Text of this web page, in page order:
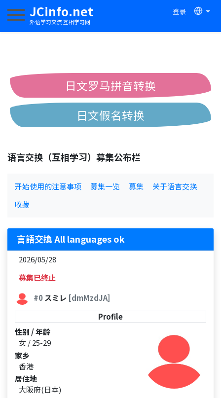
JCinfo.net
外语学习交流 互相学习网
登录
切换导航
日文罗马拼音转换
日文假名转换
语言交换（互相学习）募集公布栏
开始使用的注意事项 募集一览 募集
关于语言交换
收藏
言語交換 All languages ok
2026/05/28
募集已终止
#0スミレ [dmMzdJA]
Profile
性别 / 年龄
女 / 25-29
家乡
香港
居住地
大阪府(日本)